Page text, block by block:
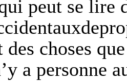
peut se lire
des choses
a personne